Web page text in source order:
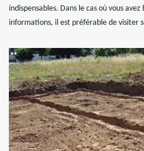
indispensables. Dans le cas où vous
informations, il est préférable de visiter